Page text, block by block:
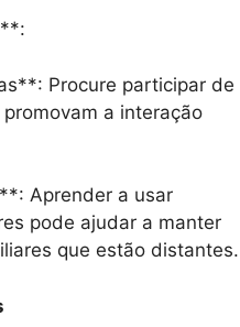
Procure participar de
a interação
Aprender a usar
pode ajudar a manter
que estão distantes.